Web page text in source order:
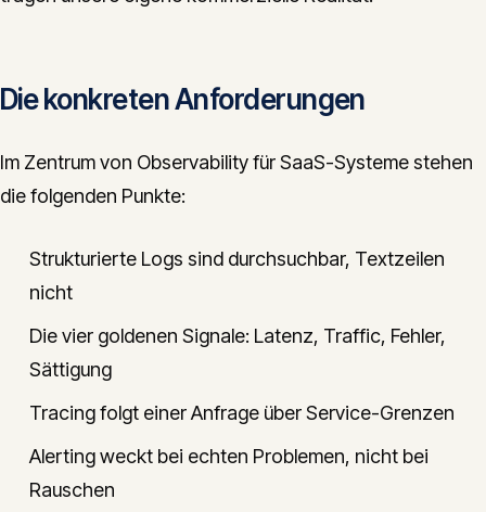
Die konkreten Anforderungen
Im Zentrum von Observability für SaaS-Systeme stehen
die folgenden Punkte:
Strukturierte Logs sind durchsuchbar, Textzeilen
nicht
Die vier goldenen Signale: Latenz, Traffic, Fehler,
Sättigung
Tracing folgt einer Anfrage über Service-Grenzen
Alerting weckt bei echten Problemen, nicht bei
Rauschen